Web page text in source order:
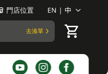
門店位置 EN | 中
去湊單